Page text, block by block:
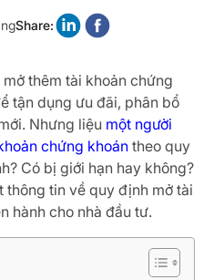
Share:
thêm tài khoản chứng
tận dụng ưu đãi, phân bổ
Nhưng liệu một người
chứng khoán theo quy
Có bị giới hạn hay không?
thông tin về quy định mở tài
hành cho nhà đầu tư.